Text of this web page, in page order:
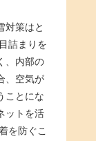
対策はと
詰まりを
、内部の
、空気が
ことにな
ットを活
を防ぐこ